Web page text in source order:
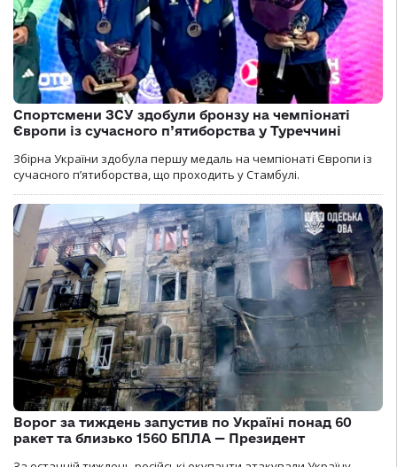
Спортсмени ЗСУ здобули бронзу на чемпіонаті
Європи із сучасного п’ятиборства у Туреччині
Збірна України здобула першу медаль на чемпіонаті Європи із
сучасного п’ятиборства, що проходить у Стамбулі.
Ворог за тиждень запустив по Україні понад 60
ракет та близько 1560 БПЛА — Президент